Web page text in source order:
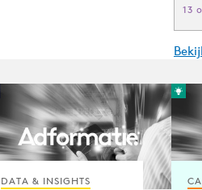
13
DATA & INSIGHTS